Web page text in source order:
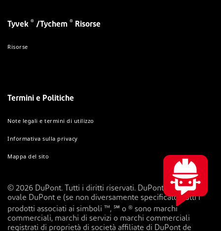
Tyvek ® /Tychem ® Risorse
Risorse
Termini e Politiche
Note legali e termini di utilizzo
Informativa sulla privacy
Mappa del sito
© 2026 DuPont. Tutti i diritti riservati. DuPont™, il logo
ovale DuPont e (se non diversamente specificato) tutti i
prodotti associati ai simboli ™, ℠ o ® sono marchi
commerciali, marchi di servizi o marchi commerciali
registrati di proprietà di società affiliate di DuPont de